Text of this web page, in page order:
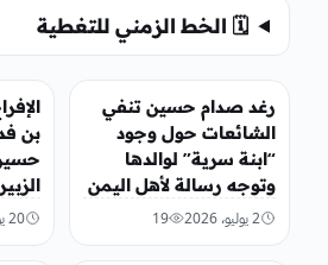
🗓️ الخط الزمني للتغطية
رغد صدام حسين تنفي
الشائعات حول وجود
“ابنة سرية” لوالدها
وتوجه رسالة لأهل اليمن
2 يوليو، 2026 19
أخبار
بن
20 يونيو، 2026